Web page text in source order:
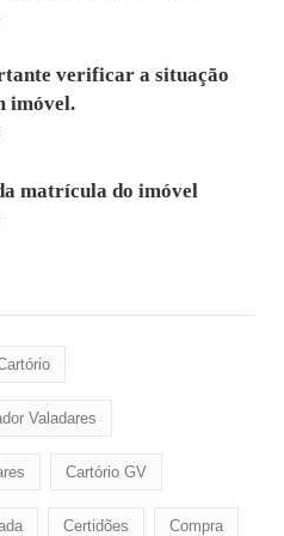
verificar a situação
imóvel.
matrícula do imóvel
Valadares
Cartório GV
Certidões Compra